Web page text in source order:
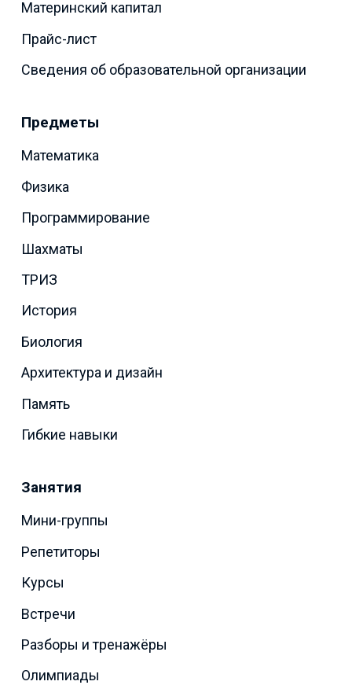
Материнский капитал
Прайс-лист
Сведения об образовательной организации
Предметы
Математика
Физика
Программирование
Шахматы
ТРИЗ
История
Биология
Архитектура и дизайн
Память
Гибкие навыки
Занятия
Мини-группы
Репетиторы
Курсы
Встречи
Разборы и тренажёры
Олимпиады